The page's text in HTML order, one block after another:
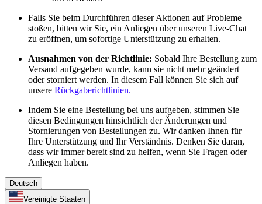
Falls Sie beim Durchführen dieser Aktionen auf Probleme
stoßen, bitten wir Sie, ein Anliegen über unseren Live-Chat
zu eröffnen, um sofortige Unterstützung zu erhalten.
Ausnahmen von der Richtlinie: Sobald Ihre Bestellung zum
Versand aufgegeben wurde, kann sie nicht mehr geändert
oder storniert werden. In diesem Fall können Sie sich auf
unsere Rückgaberichtlinien.
Indem Sie eine Bestellung bei uns aufgeben, stimmen Sie
diesen Bedingungen hinsichtlich der Änderungen und
Stornierungen von Bestellungen zu. Wir danken Ihnen für
Ihre Unterstützung und Ihr Verständnis. Denken Sie daran,
dass wir immer bereit sind zu helfen, wenn Sie Fragen oder
Anliegen haben.
Deutsch
Vereinigte Staaten